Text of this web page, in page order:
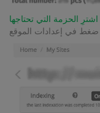
اشترِ الحزمة التي تحتاجها